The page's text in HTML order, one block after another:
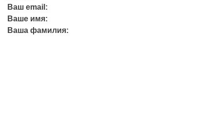
Ваш email:
Ваше имя:
Ваша фамилия: